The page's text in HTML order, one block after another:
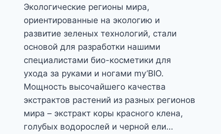
Экологические регионы мира,
ориентированные на экологию и
развитие зеленых технологий, стали
основой для разработки нашими
специалистами био-косметики для
ухода за руками и ногами my’BIO.
Мощность высочайшего качества
экстрактов растений из разных регионов
мира – экстракт коры красного клена,
голубых водорослей и черной ели…